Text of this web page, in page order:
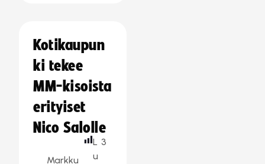
Kotikaupun
ki tekee
MM-kisoista
erityiset
Nico Salolle
Markku
L
u
3